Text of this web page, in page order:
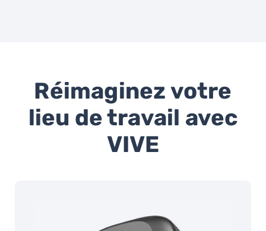
Réimaginez votre
lieu de travail avec
VIVE